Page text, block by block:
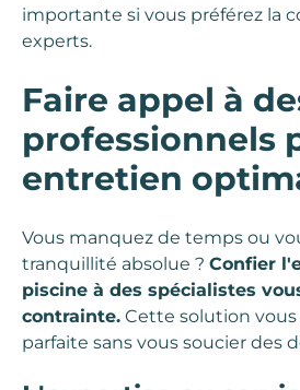
importante si vous préférez la
experts.
Faire appel à
professionnels
entretien
Vous manquez de temps ou
tranquillité absolue ? Confier
piscine à des spécialistes
contrainte. Cette solution
parfaite sans vous soucier des